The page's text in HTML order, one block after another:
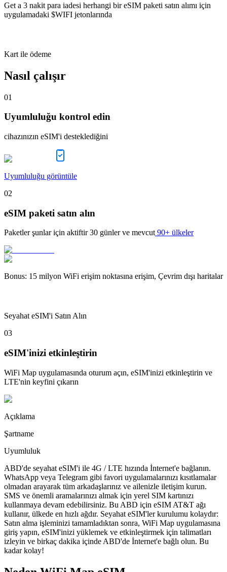
Get a 3 nakit para iadesi herhangi bir eSIM paketi satın alımı için
uygulamadaki $WIFI jetonlarında
Kart ile ödeme
Nasıl çalışır
01
Uyumluluğu kontrol edin
cihazınızın eSIM'i desteklediğini
Uyumluluğu görüntüle
02
eSIM paketi satın alın
Paketler şunlar için aktiftir 30 günler ve mevcut 90+ ülkeler
Bonus: 15 milyon WiFi erişim noktasına erişim, Çevrim dışı haritalar
Seyahat eSIM'i Satın Alın
03
eSIM'inizi etkinleştirin
WiFi Map uygulamasında oturum açın, eSIM'inizi etkinleştirin ve
LTE'nin keyfini çıkarın
Açıklama
Şartname
Uyumluluk
ABD'de seyahat eSIM'i ile 4G / LTE hızında İnternet'e bağlanın.
WhatsApp veya Telegram gibi favori uygulamalarınızı kısıtlamalar
olmadan arayarak tüm arkadaşlarınız ve ailenizle iletişim kurun.
SMS ve önemli aramalarınızı almak için yerel SIM kartınızı
kullanmaya devam edebilirsiniz. Bu ABD için eSIM AT&T ağı
kullanır, ülkede en hızlı ağdır. Seyahat eSIM'ler kurulumu kolaydır:
Satın alma işleminizi tamamladıktan sonra, WiFi Map uygulamasına
giriş yapın, eSIM'inizi yüklemek ve etkinleştirmek için talimatları
izleyin ve birkaç dakika içinde ABD'de İnternet'e bağlı olun. Bu
kadar kolay!